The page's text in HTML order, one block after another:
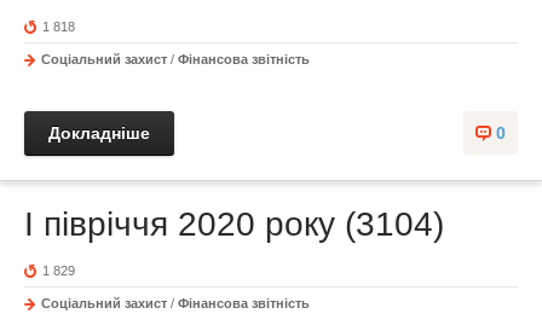
1 818
Соціальний захист / Фінансова звітність
0
Докладніше
I півріччя 2020 року (3104)
1 829
Соціальний захист / Фінансова звітність